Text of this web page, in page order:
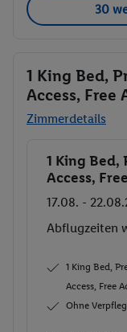
30
1 King Bed,
Access, Free
Zimmerdetails
Buchen
1 King Bed,
Access,
17.08. -
Abflugzeiten
1 King Bed,
Access, Free
Ohne